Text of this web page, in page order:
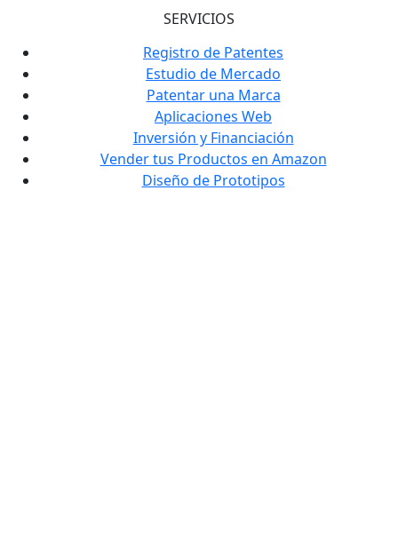
SERVICIOS
Registro de Patentes
Estudio de Mercado
Patentar una Marca
Aplicaciones Web
Inversión y Financiación
Vender tus Productos en Amazon
Diseño de Prototipos